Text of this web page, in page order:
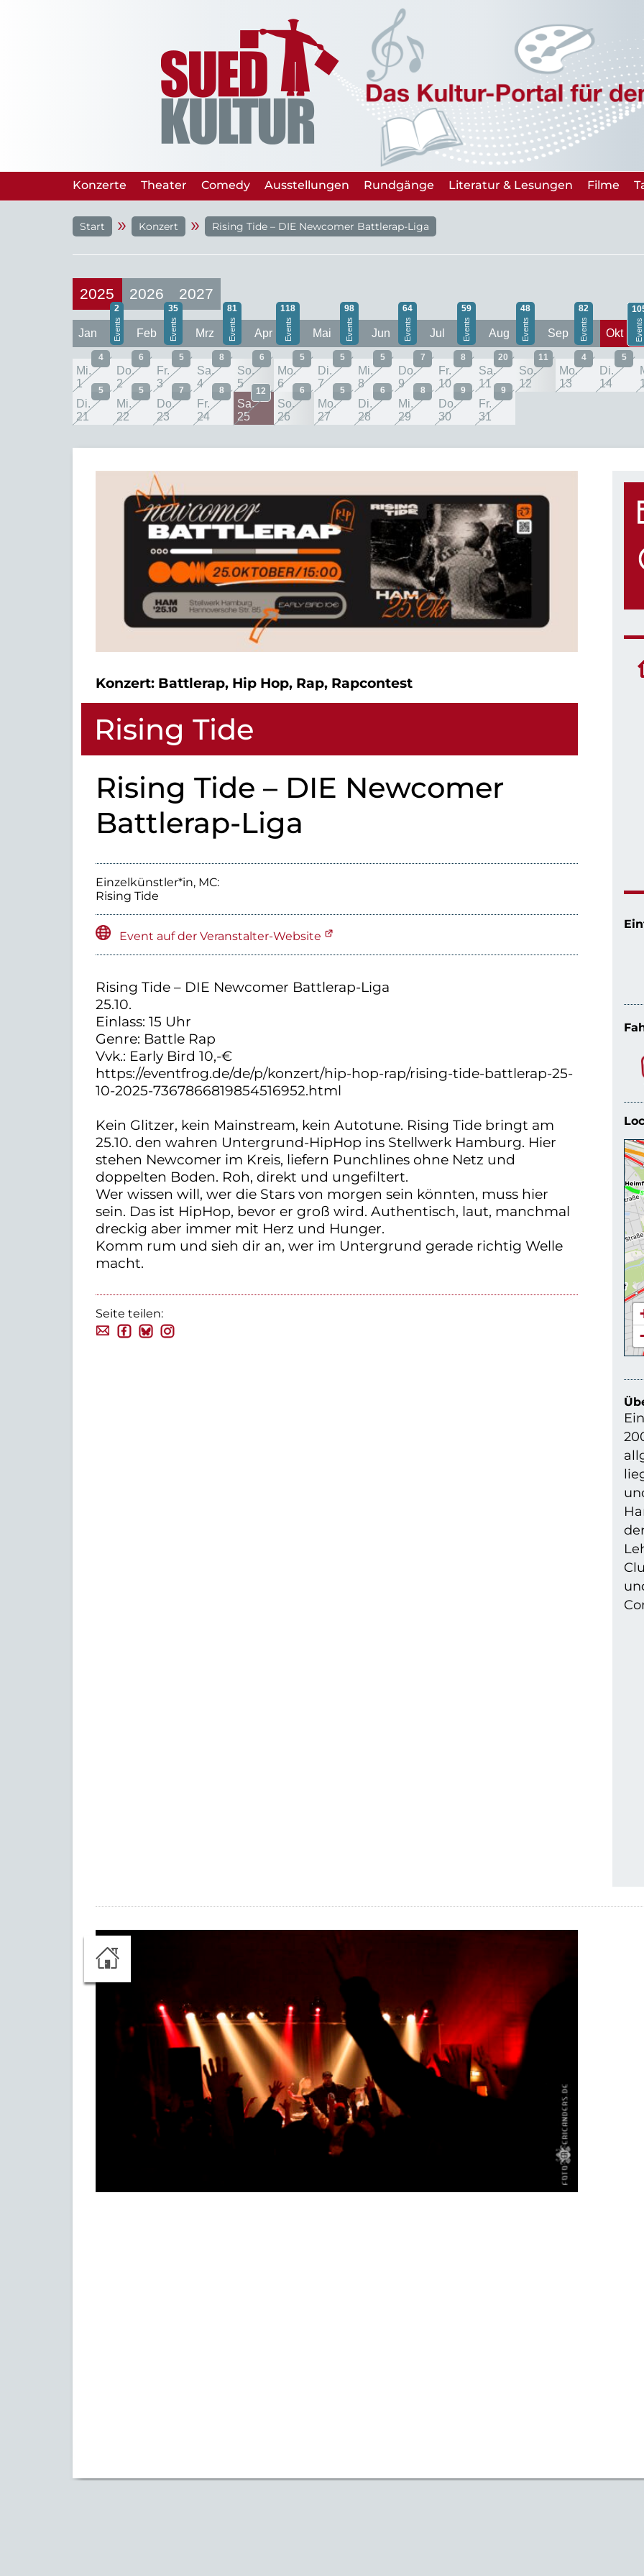
Konzerte Theater Comedy Ausstellungen Rundgänge Literatur & Lesungen Filme
Start » Konzert » Rising Tide – DIE Newcomer Battlerap-Liga
2025 2026 2027
Jan
2
Feb
35
Mrz
81
Apr
118
Mai
98
Jun
64
Jul
59
Aug
48
Sep
82
Okt
Mi.
1
4
Do.
2
6
Fr.
3
5
Sa.
4
8
So.
5
6
Mo.
6
5
Di.
7
5
Mi.
8
5
Do.
9
7
Fr.
10
8
Sa.
11
20
So.
12
11
Mo.
13
4
Di.
14
5
Di.
21
5
Mi.
22
5
Do.
23
7
Fr.
24
8
Sa.
25
12
So.
26
6
Mo.
27
5
Di.
28
6
Mi.
29
8
Do.
30
9
Fr.
31
9
Konzert:Battlerap, Hip Hop, Rap, Rapcontest
Rising Tide
Rising Tide – DIE Newcomer
Battlerap-Liga
Einzelkünstler*in, MC:
Rising Tide
Event auf der Veranstalter-Website
Rising Tide – DIE Newcomer Battlerap-Liga
25.10.
Einlass: 15 Uhr
Genre: Battle Rap
Vvk.: Early Bird 10,-€
https://eventfrog.de/de/p/konzert/hip-hop-rap/rising-tide-battlerap-25-
10-2025-7367866819854516952.html
Kein Glitzer, kein Mainstream, kein Autotune. Rising Tide bringt am
25.10. den wahren Untergrund-HipHop ins Stellwerk Hamburg. Hier
stehen Newcomer im Kreis, liefern Punchlines ohne Netz und
doppelten Boden. Roh, direkt und ungefiltert.
Wer wissen will, wer die Stars von morgen sein könnten, muss hier
sein. Das ist HipHop, bevor er groß wird. Authentisch, laut, manchmal
dreckig aber immer mit Herz und Hunger.
Komm rum und sieh dir an, wer im Untergrund gerade richtig Welle
macht.
Seite teilen: